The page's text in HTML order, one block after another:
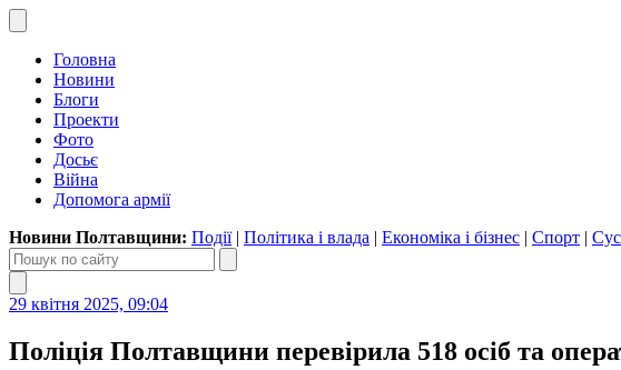
Головна
Новини
Блоги
Проекти
Фото
Досьє
Війна
Допомога армії
Новини Полтавщини: Події| Політика і влада | Економіка і бізнес | Спорт |
29 квітня 2025, 09:04
Поліція Полтавщини перевірила 518 осіб та